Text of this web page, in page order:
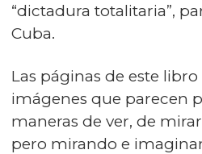
“dictadura totalitaria”,
Cuba.
Las páginas de este
imágenes que parecen
maneras de ver, de
pero mirando e